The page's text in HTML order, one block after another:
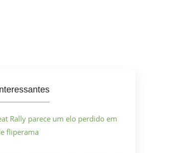
Rally parece um elo perdido em
fliperama